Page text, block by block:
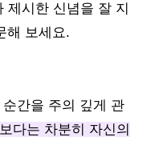
제시한 신념을 잘 지
해 보세요.
간을 주의 깊게 관
다는 차분히 자신의